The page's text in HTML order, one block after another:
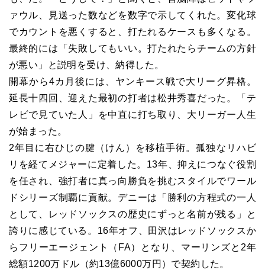
ァウル、見送った数などを数字で示してくれた。変化球
でカウントを悪くすると、打たれるケースも多くなる。
最終的には「失敗してもいい。打たれたらチームの方針
が悪い」と説明を受け、納得した。
開幕から4カ月後には、ヤンキース戦で大リーグ昇格。
延長十四回、迎えた最初の打者は松井秀喜だった。「テ
レビで見ていた人」を中直に打ち取り、大リーガー人生
が始まった。
2年目に右ひじの腱（けん）を移植手術。孤独なリハビ
リを経てメジャーに定着した。13年、抑えにつなぐ役割
を任され、強打者に真っ向勝負を挑むスタイルでワール
ドシリーズ制覇に貢献。デニーは「勝利の方程式の一人
として、レッドソックスの歴史にずっと名前が残る」と
誇りに感じている。16年オフ、田沢はレッドソックスか
らフリーエージェント（FA）となり、マーリンズと2年
総額1200万ドル（約13億6000万円）で契約した。